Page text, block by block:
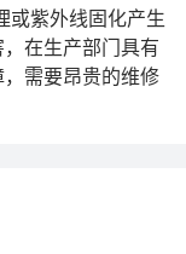
或紫外线固化产生
在生产部门具有
需要昂贵的维修